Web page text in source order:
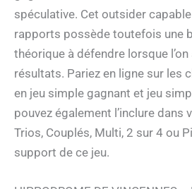
spéculative. Cet outsider
rapports possède toutefois une
théorique à défendre lorsque l’on
résultats. Pariez en ligne sur les
en jeu simple gagnant et jeu
pouvez également l’inclure dans
Trios, Couplés, Multi, 2 sur 4 ou
support de ce jeu.